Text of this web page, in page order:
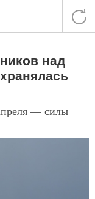
над
— силы